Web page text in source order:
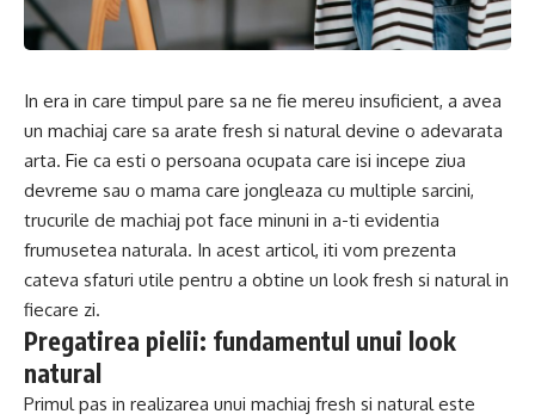
In era in care timpul pare sa ne fie mereu insuficient, a avea
un machiaj care sa arate fresh si natural devine o adevarata
arta. Fie ca esti o persoana ocupata care isi incepe ziua
devreme sau o mama care jongleaza cu multiple sarcini,
trucurile de machiaj pot face minuni in a-ti evidentia
frumusetea naturala. In acest articol, iti vom prezenta
cateva sfaturi utile pentru a obtine un look fresh si natural in
fiecare zi.
Pregatirea pielii: fundamentul unui look
natural
Primul pas in realizarea unui machiaj fresh si natural este